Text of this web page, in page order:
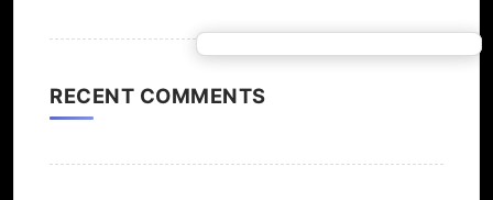
RECENT COMMENTS